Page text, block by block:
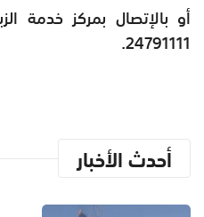
أو بالإتصال بمركز خدمة
24791111.
أحدث الأخبار